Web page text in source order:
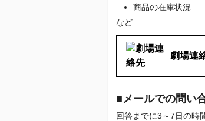
商品の在庫状況
など
劇場連
■メールでの問い
回答までに3～7日の